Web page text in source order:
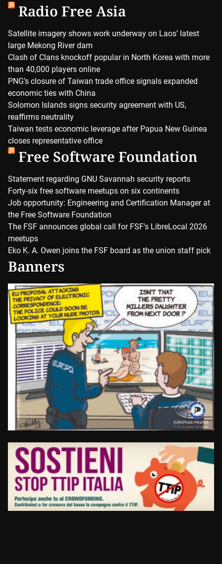
Radio Free Asia
Satellite imagery shows work underway on Laos’ latest
large Mekong River dam
Clash of Clans knockoff popular in North Korea with more
than 40,000 players online
PNG’s closure of Taiwan trade office signals expanded
economic ties with China
Solomon Islands signs security agreement with US,
reaffirms neutrality
Taiwan tests economic leverage after Papua New Guinea
closes representative office
Free Software Foundation
Statement regarding GNU Savannah security reports
Forty-six free software meetups on six continents
Job opportunity: Engineering and Certification Manager at
the Free Software Foundation
The FSF announces global call for FSF's LibreLocal 2026
meetups
Eko K. A. Owen joins the FSF board as the union staff pick
Banners